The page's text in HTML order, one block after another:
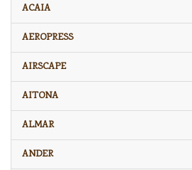
ACAIA
AEROPRESS
AIRSCAPE
AITONA
ALMAR
ANDER